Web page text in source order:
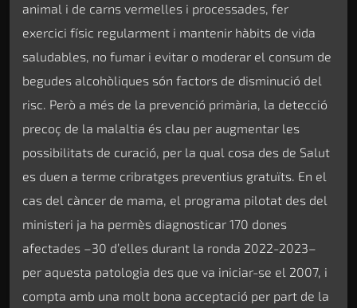
animal i de carns vermelles i processades, fer
exercici físic regularment i mantenir hàbits de vida
saludables, no fumar i evitar o moderar el consum de
begudes alcohòliques són factors de disminució del
risc. Però a més de la prevenció primària, la detecció
precoç de la malaltia és clau per augmentar les
possibilitats de curació, per la qual cosa des de Salut
es duen a terme cribratges preventius gratuïts. En el
cas del càncer de mama, el programa pilotat des del
ministeri ja ha permès diagnosticar 170 dones
afectades –30 d’elles durant la ronda 2022-2023–
per aquesta patologia des que va iniciar-se el 2007, i
compta amb una molt bona acceptació per part de la